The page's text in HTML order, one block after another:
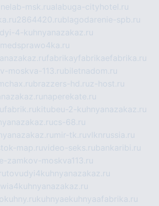
msk.rualabuga-cityhotel.ru
2864420.rublagodarenie-spb.ru
4-kuhnyanazakaz.ru
medsprawo4ka.ru
fabrikayfabrikaefabrika.ru
moskva-113.rubiletnadom.ru
brazzers-hd.ruz-host.ru
naperekate.ru
kitubeu-2-kuhnyanazakaz.ru
cs-68.ru
mir-tk.ruvlknrussia.ru
map.ruvideo-seks.rubankaribi.ru
zamkov-moskva113.ru
tovudyi4kuhnyanazakaz.ru
kuhnyaekuhnyaafabrika.ru